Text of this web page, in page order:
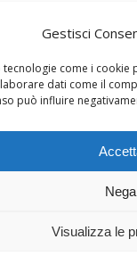
Gestisci
come i
dati come il
può influire
Nega
Visualizza le